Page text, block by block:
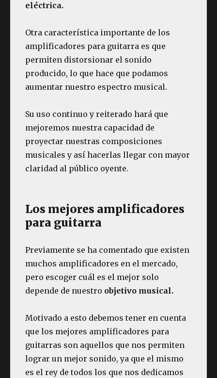
eléctrica.
Otra característica importante de los
amplificadores para guitarra es que
permiten distorsionar el sonido
producido, lo que hace que podamos
aumentar nuestro espectro musical.
Su uso continuo y reiterado hará que
mejoremos nuestra capacidad de
proyectar nuestras composiciones
musicales y así hacerlas llegar con mayor
claridad al público oyente.
Los mejores amplificadores
para guitarra
Previamente se ha comentado que existen
muchos amplificadores en el mercado,
pero escoger cuál es el mejor solo
depende de nuestro objetivo musical.
Motivado a esto debemos tener en cuenta
que los mejores amplificadores para
guitarras son aquellos que nos permiten
lograr un mejor sonido, ya que el mismo
es el rey de todos los que nos dedicamos